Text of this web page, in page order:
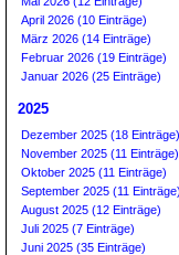
April 2026 (10 Einträge)
März 2026 (14 Einträge)
Februar 2026 (19 Einträge)
Januar 2026 (25 Einträge)
2025
Dezember 2025 (18 Einträge)
November 2025 (11 Einträge)
Oktober 2025 (11 Einträge)
September 2025 (11 Einträge)
August 2025 (12 Einträge)
Juli 2025 (7 Einträge)
Juni 2025 (35 Einträge)